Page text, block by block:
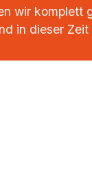
komplett
in dieser